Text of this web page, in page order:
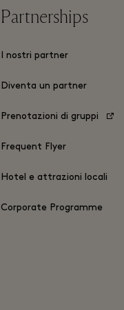
Partnerships
I nostri partner
Diventa un partner
Prenotazioni di gruppi
Frequent Flyer
Hotel e attrazioni locali
Corporate Programme